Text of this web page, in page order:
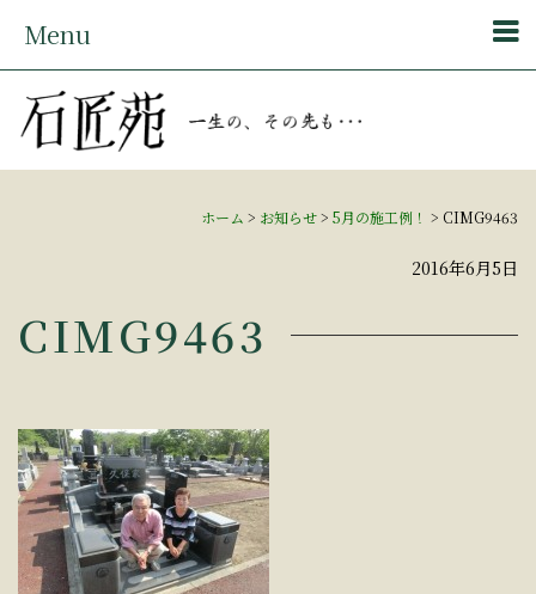
Menu
ホーム > お知らせ> 5月の施工例！ > CIMG9463
2016年6月5日
CIMG9463